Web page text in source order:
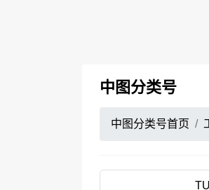
中图分类号
中图分类号首页